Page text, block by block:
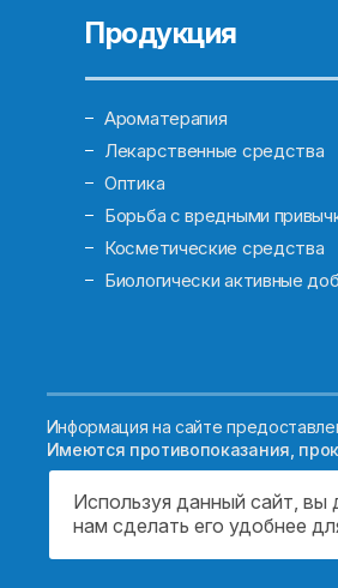
Продукция
Ароматерапия
Лекарственные средства
Оптика
Борьба с вредными
Косметические средства
Биологически активные
Информация на сайте
Имеются противопоказания,
© 2026.
Используя данный сайт, вы
нам сделать его удобнее